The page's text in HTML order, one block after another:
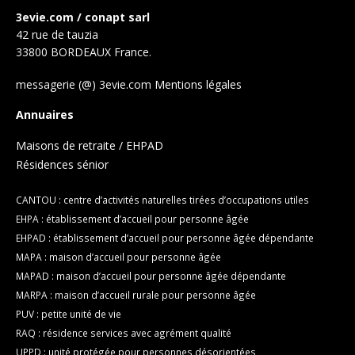
3evie.com / conapt sarl
42 rue de tauzia
33800 BORDEAUX France.
messagerie (@) 3evie.com Mentions légales
Annuaires
Maisons de retraite / EHPAD
Résidences sénior
CANTOU : centre d’activités naturelles tirées d’occupations utiles
EHPA : établissement d’accueil pour personne âgée
EHPAD : établissement d’accueil pour personne âgée dépendante
MAPA : maison d’accueil pour personne âgée
MAPAD : maison d’accueil pour personne âgée dépendante
MARPA : maison d’accueil rurale pour personne âgée
PUV : petite unité de vie
RAQ : résidence services avec agrément qualité
UPPD : unité protégée pour personnes désorientées